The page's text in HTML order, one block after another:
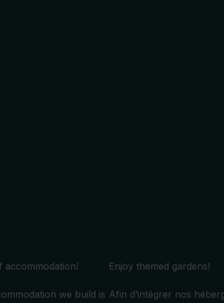
accommodation!
we build is
Enjoy themed gardens!
Afin d’intégrer nos